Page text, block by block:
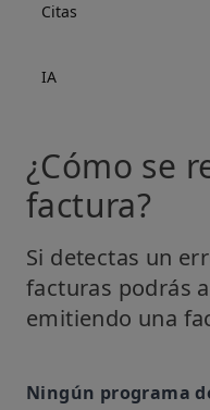
Citas
IA
¿Cómo se
factura?
Si detectas un
facturas podrás
emitiendo una
Ningún programa